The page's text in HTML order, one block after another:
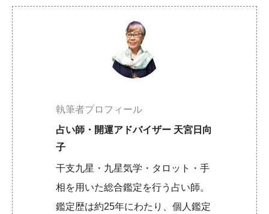
執筆者プロフィール
占い師・開運アドバイザー 天宮日向
子
干支九星・九星気学・タロット・手
相を用いた総合鑑定を行う占い師。
鑑定歴は約25年にわたり、個人鑑定